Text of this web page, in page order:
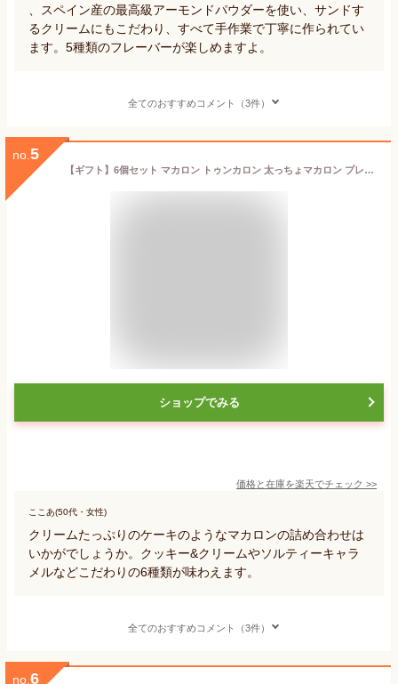
、スペイン産の最高級アーモンドパウダーを使い、サンドす
るクリームにもこだわり、すべて手作業で丁寧に作られてい
ます。5種類のフレーバーが楽しめますよ。
全てのおすすめコメント（3件）
no. 5
【ギフト】6個セット マカロン トゥンカロン 太っちょマカロン プレゼント マカプレッソ MACAPRESSO クリスマス お菓子 お返し 内祝い お菓子 誕生日 贈り物 プレゼント ギフト
ショップでみる
価格と在庫を楽天でチェック >>
ここあ(50代・女性)
クリームたっぷりのケーキのようなマカロンの詰め合わせは
いかがでしょうか。クッキー&クリームやソルティーキャラ
メルなどこだわりの6種類が味わえます。
全てのおすすめコメント（3件）
no. 6